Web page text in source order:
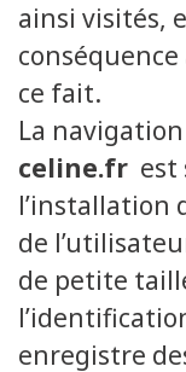
ainsi visités,
ce fait.
La
celine.fr est
l’installation
de
de petite
enregistre